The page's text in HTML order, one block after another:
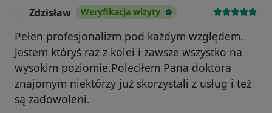
Zdzisław Weryfikacja wizyty
Pełen profesjonalizm pod każdym względem.
Jestem któryś raz z kolei i zawsze wszystko na
wysokim poziomie.Poleciłem Pana doktora
znajomym niektórzy już skorzystali z usług i też
są zadowoleni.